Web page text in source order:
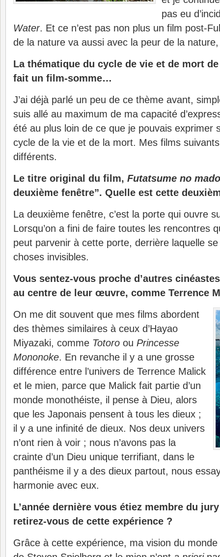
pas eu
Water. Et ce n’est pas non plus un film post-
de la nature va aussi avec la peur de la
La thématique du cycle de vie et de mort
fait un film-somme…
J’ai déjà parlé un peu de ce thème avant,
suis allé au maximum de ma capacité
été au plus loin de ce que je pouvais exprimer
cycle de la vie et de la mort. Mes films
différents.
Le titre original du film, Futatsume no mado
deuxième fenêtre”. Quelle est cette
La deuxième fenêtre, c’est la porte qui ouvre
Lorsqu’on a fini de faire toutes les rencontres
peut parvenir à cette porte, derrière laquelle
choses invisibles.
Vous sentez-vous proche d’autres
au centre de leur œuvre, comme Terrence
On me dit souvent que mes films abordent
des thèmes similaires à ceux d’Hayao
Miyazaki, comme Totoro ou Princesse
Mononoke. En revanche il y a une grosse
différence entre l’univers de Terrence Malick
et le mien, parce que Malick fait partie d’un
monde monothéiste, il pense à Dieu, alors
que les Japonais pensent à tous les dieux ;
il y a une infinité de dieux. Nos deux univers
n’ont rien à voir ; nous n’avons pas la
crainte d’un Dieu unique terrifiant, dans le
panthéisme il y a des dieux partout, nous
harmonie avec eux.
L’année dernière vous étiez membre du
retirez-vous de cette expérience ?
Grâce à cette expérience, ma vision du monde